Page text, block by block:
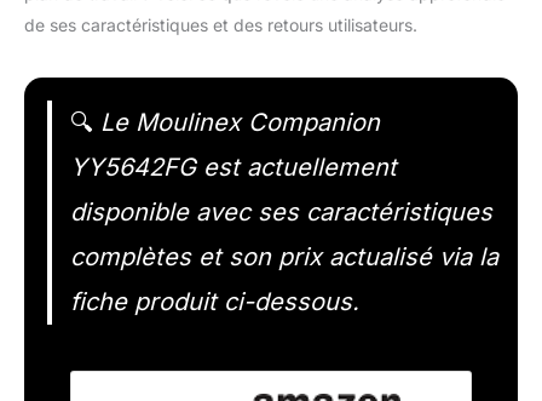
de ses caractéristiques et des retours utilisateurs.
🔍 Le Moulinex Companion
YY5642FG est actuellement
disponible avec ses caractéristiques
complètes et son prix actualisé via la
fiche produit ci-dessous.